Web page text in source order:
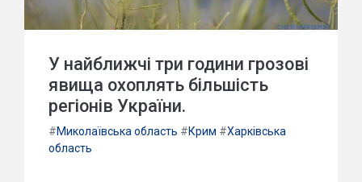
У найближчі три години грозові
явища охоплять більшість
регіонів України.
#Миколаївська область #Крим #Харківська
область